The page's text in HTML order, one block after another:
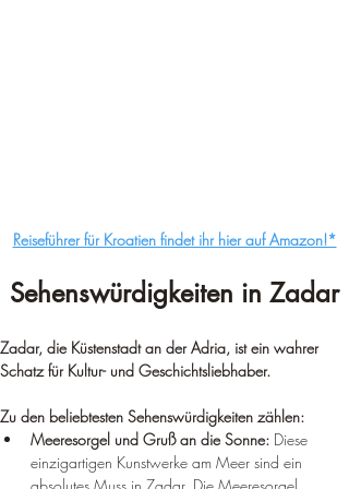
Reiseführer für Kroatien findet ihr hier auf Amazon!*
Sehenswürdigkeiten in Zadar
Zadar, die Küstenstadt an der Adria, ist ein wahrer
Schatz für Kultur- und Geschichtsliebhaber.
Zu den beliebtesten Sehenswürdigkeiten zählen:
Meeresorgel und Gruß an die Sonne: Diese
einzigartigen Kunstwerke am Meer sind ein